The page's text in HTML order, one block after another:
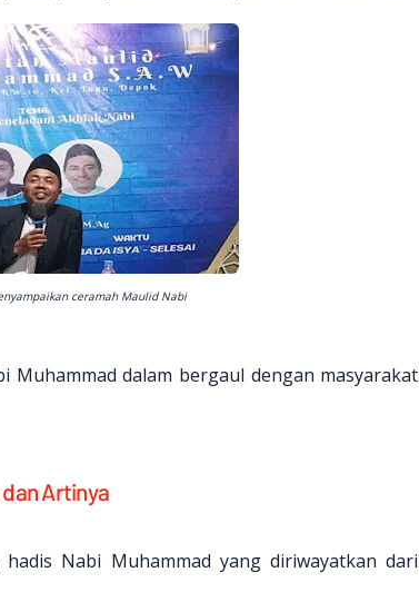
ceramah Maulid Nabi
dalam bergaul dengan masyarakat
Artinya
Nabi Muhammad yang diriwayatkan dari